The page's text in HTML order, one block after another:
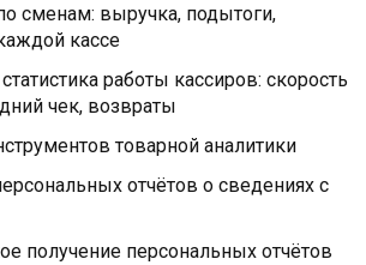
сменам: выручка, подытоги,
кассе
работы кассиров: скорость
чек, возвраты
товарной аналитики
отчётов о сведениях с
получение персональных отчётов